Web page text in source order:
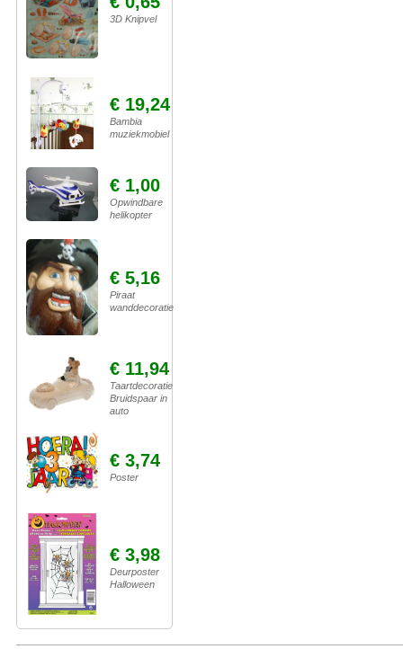
3D Knipvel
€ 19,24
Bambia
muziekmobiel
€ 1,00
Opwindbare
helikopter
€ 5,16
Piraat
wanddecoratie
€ 11,94
Taartdecoratie
Bruidspaar in
auto
€ 3,74
Poster
€ 3,98
Deurposter
Halloween